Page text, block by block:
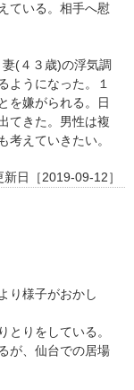
ている。相手へ慰
(４３歳)の浮気調
ようになった。１
を嫌がられる。日
てきた。男性は複
考えていきたい。
新日［2019-09-12］
り様子がおかし
とりをしている。
が、仙台での居場